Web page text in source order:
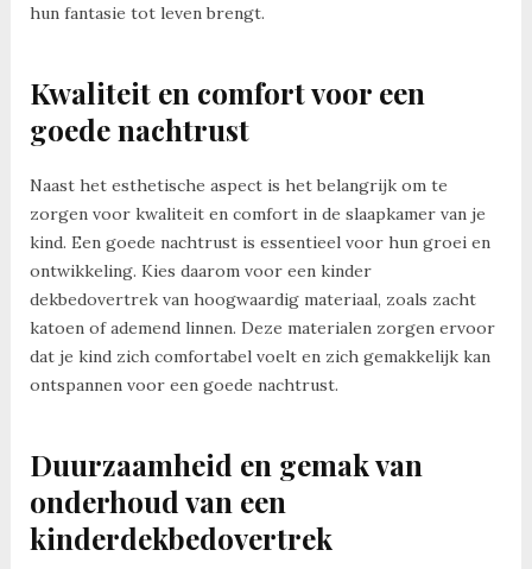
hun fantasie tot leven brengt.
Kwaliteit en comfort voor een
goede nachtrust
Naast het esthetische aspect is het belangrijk om te
zorgen voor kwaliteit en comfort in de slaapkamer van je
kind. Een goede nachtrust is essentieel voor hun groei en
ontwikkeling. Kies daarom voor een kinder
dekbedovertrek van hoogwaardig materiaal, zoals zacht
katoen of ademend linnen. Deze materialen zorgen ervoor
dat je kind zich comfortabel voelt en zich gemakkelijk kan
ontspannen voor een goede nachtrust.
Duurzaamheid en gemak van
onderhoud van een
kinderdekbedovertrek